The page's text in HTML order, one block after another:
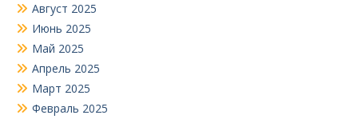
Август 2025
Июнь 2025
Май 2025
Апрель 2025
Март 2025
Февраль 2025